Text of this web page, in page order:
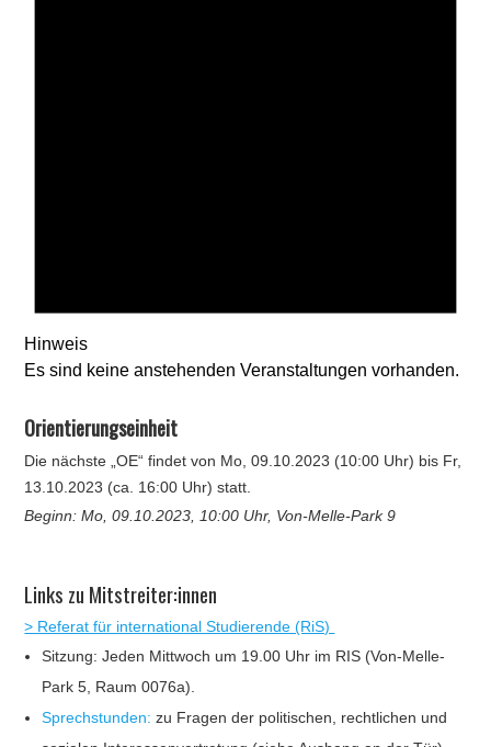
Hinweis
Es sind keine anstehenden Veranstaltungen vorhanden.
Orientierungseinheit
Die nächste „OE“ findet von Mo, 09.10.2023 (10:00 Uhr) bis Fr,
13.10.2023 (ca. 16:00 Uhr) statt.
Beginn: Mo, 09.10.2023, 10:00 Uhr, Von-Melle-Park 9
Links zu Mitstreiter:innen
> Referat für international Studierende (RiS)
Sitzung: Jeden Mittwoch um 19.00 Uhr im RIS (Von-Melle-
Park 5, Raum 0076a).
Sprechstunden: zu Fragen der politischen, rechtlichen und